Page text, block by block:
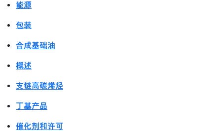
能源
包装
合成基础油
概述
支链高碳烯烃
丁基产品
催化剂和许可